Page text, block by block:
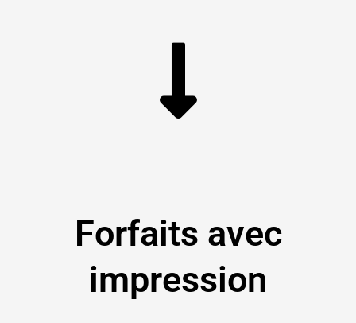
Forfaits avec
impression